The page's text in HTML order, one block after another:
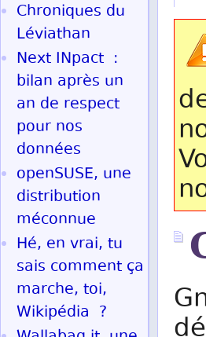
Chroniques du
Léviathan
Next INpact :
bilan après un
an de respect
pour nos
données
openSUSE, une
distribution
méconnue
Hé, en vrai, tu
sais comment ça
marche, toi,
Wikipédia ?